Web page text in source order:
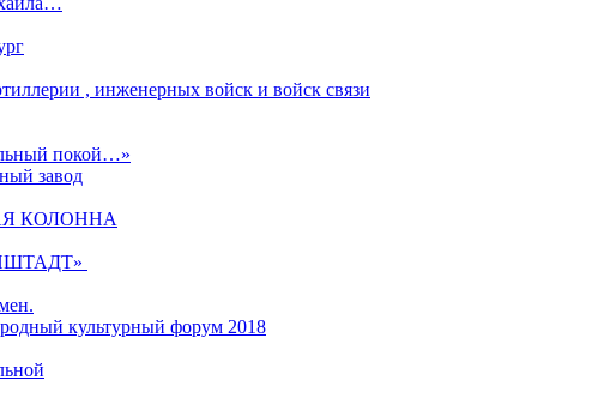
, инженерных войск и войск связи
покой…»
завод
КОЛОННА
культурный форум 2018